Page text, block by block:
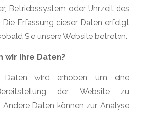
Betriebssystem oder Uhrzeit des
Die Erfassung dieser Daten erfolgt
Sie unsere Website betreten.
wir Ihre Daten?
wird erhoben, um eine
der Website zu
Andere Daten können zur Analyse